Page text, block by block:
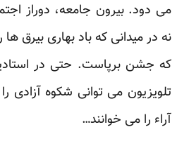
می دود. بیرون جامعه، دوراز
نه در میدانی که باد بهاری بیرق ها
که جشن برپاست. حتی در
تلویزیون می توانی شکوه آزادی
آراء را می خوانند…